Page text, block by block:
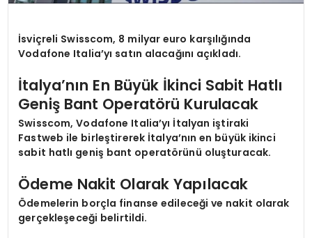
İsviçreli Swisscom, 8 milyar euro karşılığında
Vodafone Italia’yı satın alacağını açıkladı.
İtalya’nın En Büyük İkinci Sabit Hatlı
Geniş Bant Operatörü Kurulacak
Swisscom, Vodafone Italia’yı İtalyan iştiraki
Fastweb ile birleştirerek İtalya’nın en büyük ikinci
sabit hatlı geniş bant operatörünü oluşturacak.
Ödeme Nakit Olarak Yapılacak
Ödemelerin borçla finanse edileceği ve nakit olarak
gerçekleşeceği belirtildi.